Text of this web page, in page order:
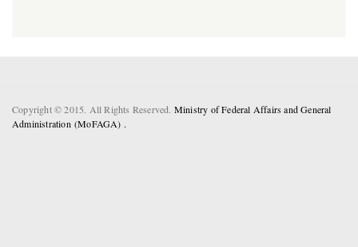
Copyright © 2015. All Rights Reserved. Ministry of Federal Affairs and General
Administration (MoFAGA) .